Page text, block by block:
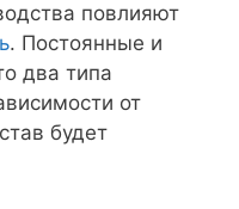
повлияют
. Постоянные и
два типа
от
будет